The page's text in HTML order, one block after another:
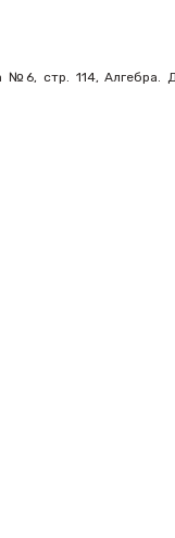
№6, стр. 114, Алгебра.